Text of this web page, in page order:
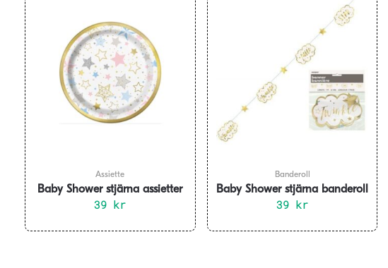
Assiette
Baby Shower stjärna assietter
8-pack
39 kr
Banderoll
Baby Shower stjärna banderoll
213 cm
39 kr